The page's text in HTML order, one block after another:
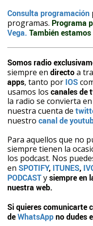
Consulta programación
programas. Programa
Vega. También estamos
Somos radio
siempre en directoa
apps, tanto por IOS
usamos los canales de
la radio se convierta
nuestra cuenta de
nuestro canal de
Para aquellos que no
siempre tienen la
los podcast. Nos
en SPOTIFY, ITUNES,
PODCASTysiempre en
nuestra web.
Si quieres comunicarte
deWhatsAppno dudes